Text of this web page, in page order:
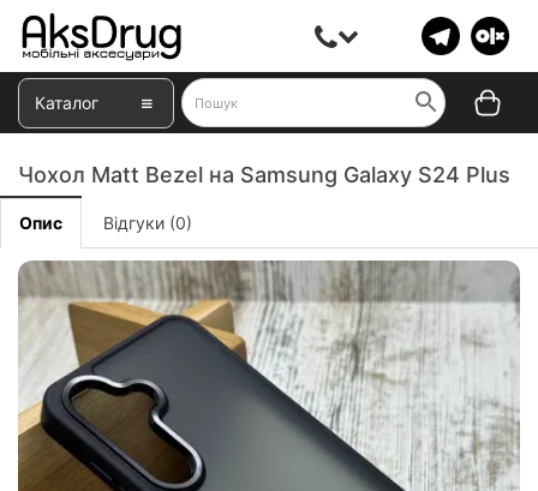
Каталог
Чохол Matt Bezel на Samsung Galaxy S24 Plus
Опис Відгуки (0)